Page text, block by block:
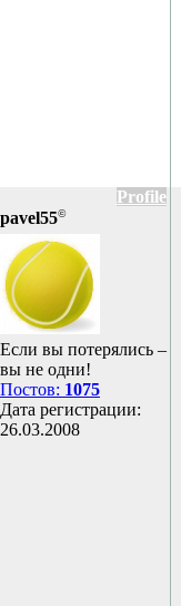
Profile
pavel55©
Если вы потерялись –
вы не одни!
Постов: 1075
Дата регистрации:
26.03.2008